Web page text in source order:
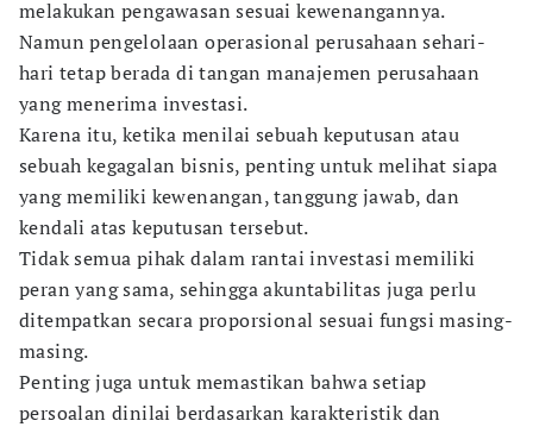
melakukan pengawasan sesuai kewenangannya.
Namun pengelolaan operasional perusahaan sehari-
hari tetap berada di tangan manajemen perusahaan
yang menerima investasi.
Karena itu, ketika menilai sebuah keputusan atau
sebuah kegagalan bisnis, penting untuk melihat siapa
yang memiliki kewenangan, tanggung jawab, dan
kendali atas keputusan tersebut.
Tidak semua pihak dalam rantai investasi memiliki
peran yang sama, sehingga akuntabilitas juga perlu
ditempatkan secara proporsional sesuai fungsi masing-
masing.
Penting juga untuk memastikan bahwa setiap
persoalan dinilai berdasarkan karakteristik dan